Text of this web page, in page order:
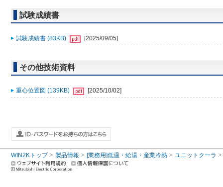
試験成績書
試験成績書 (83KB) [2025/09/05]
その他技術資料
重心位置図 (139KB) [2025/10/02]
WIN2Kトップ 製品情報 [業務用]低温・給湯・産業冷熱 ユニットクーラ